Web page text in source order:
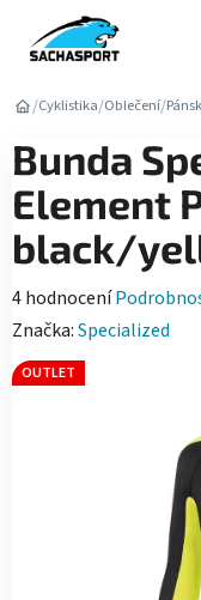
obsah
/Cyklistika/Oblečení/
Bunda
Element
black/
Průměrné
hodnocení
produktu
je
4 hodnocení
Značka:Specialized
OUTLET